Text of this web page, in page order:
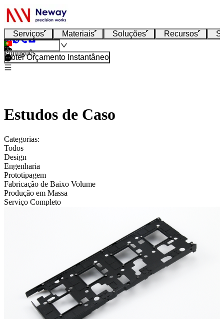
Serviços Materiais Soluções Recursos
Português
Obter Orçamento Instantâneo
Estudos de Caso
Categorias:
Todos
Design
Engenharia
Prototipagem
Fabricação de Baixo Volume
Produção em Massa
Serviço Completo